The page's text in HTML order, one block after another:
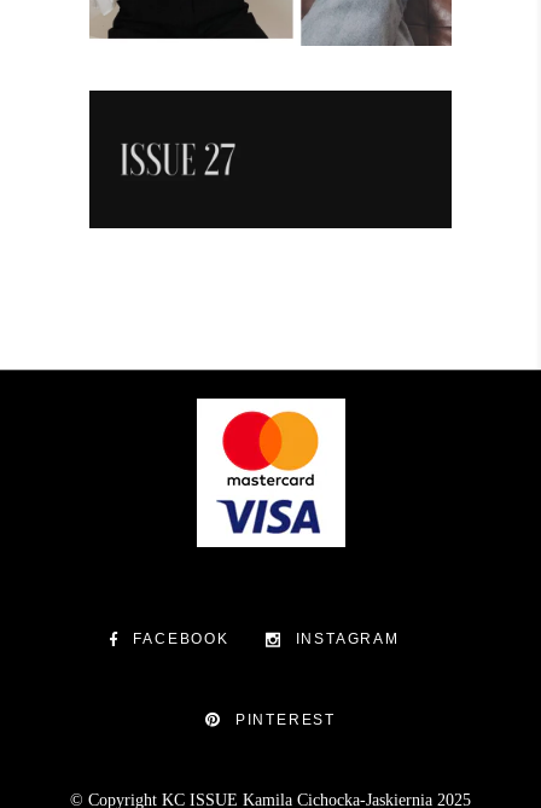
FACEBOOK INSTAGRAM
PINTEREST
© Copyright KC ISSUE Kamila Cichocka-Jaskiernia 2025